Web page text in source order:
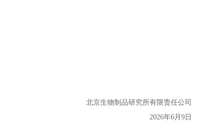
北京生物制品研究所有限责任公司
2026年6月 9 日